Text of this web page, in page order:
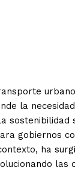
la
sostenibilidad
gobiernos
ha
las